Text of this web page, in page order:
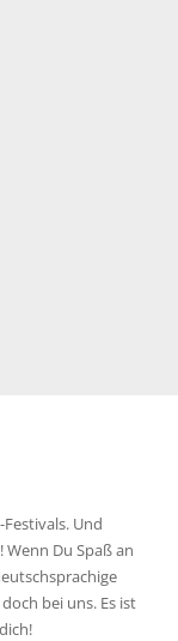
Und
Du Spaß an
bei uns. Es ist